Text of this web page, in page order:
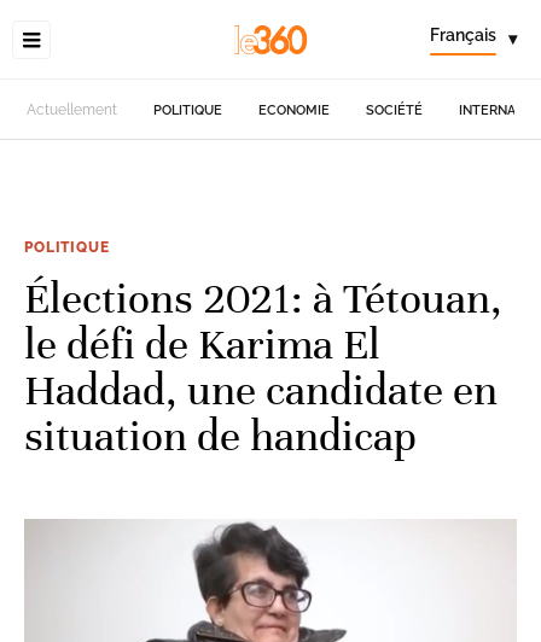
Français ▾
Actuellement POLITIQUE ECONOMIE SOCIÉTÉ
POLITIQUE
Élections 2021: à Tétouan,
le défi de Karima El
Haddad, une candidate en
situation de handicap